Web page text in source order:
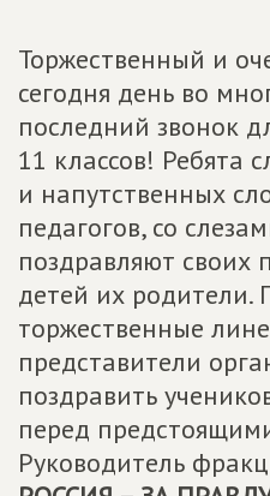
Торжественный и
сегодня день во
последний звонок
11 классов! Ребята
и напутственных
педагогов, со
поздравляют своих
детей их родители.
торжественные
представители
поздравить
перед
Руководитель